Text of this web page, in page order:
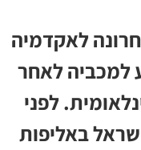
לאקדמיה
למכביה לאחר
לפני
באליפות